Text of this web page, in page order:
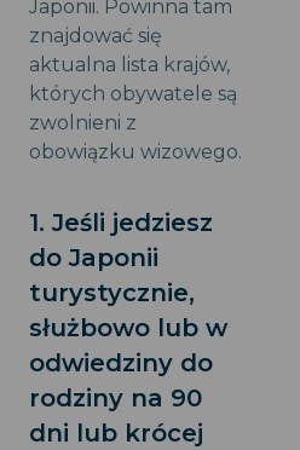
Japonii. Powinna tam
znajdować się
aktualna lista krajów,
których obywatele są
zwolnieni z
obowiązku wizowego.
1. Jeśli jedziesz
do Japonii
turystycznie,
służbowo lub w
odwiedziny do
rodziny na 90
dni lub krócej